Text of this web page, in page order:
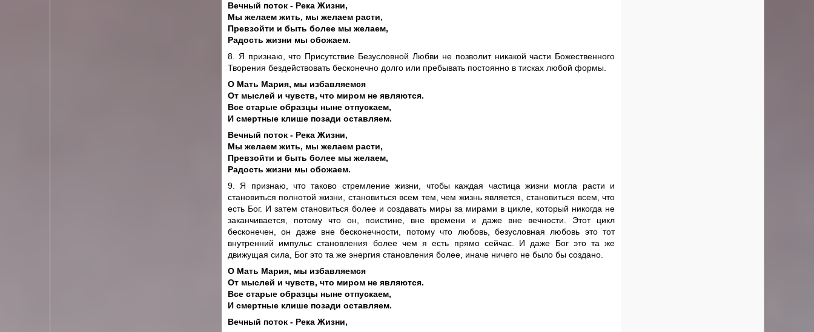
Вечный поток - Река Жизни,
Мы желаем жить, мы желаем расти,
Превзойти и быть более мы желаем,
Радость жизни мы обожаем.
8. Я признаю, что Присутствие Безусловной Любви не позволит никакой части Божественного
Творения бездействовать бесконечно долго или пребывать постоянно в тисках любой формы.
О Мать Мария, мы избавляемся
От мыслей и чувств, что миром не являются.
Все старые образцы ныне отпускаем,
И смертные клише позади оставляем.
Вечный поток - Река Жизни,
Мы желаем жить, мы желаем расти,
Превзойти и быть более мы желаем,
Радость жизни мы обожаем.
9. Я признаю, что таково стремление жизни, чтобы каждая частица жизни могла расти и
становиться полнотой жизни, становиться всем тем, чем жизнь является, становиться всем, что
есть Бог. И затем становиться более и создавать миры за мирами в цикле, который никогда не
заканчивается, потому что он, поистине, вне времени и даже вне вечности. Этот цикл
бесконечен, он даже вне бесконечности, потому что любовь, безусловная любовь это тот
внутренний импульс становления более чем я есть прямо сейчас. И даже Бог это та же
движущая сила, Бог это та же энергия становления более, иначе ничего не было бы создано.
О Мать Мария, мы избавляемся
От мыслей и чувств, что миром не являются.
Все старые образцы ныне отпускаем,
И смертные клише позади оставляем.
Вечный поток - Река Жизни,